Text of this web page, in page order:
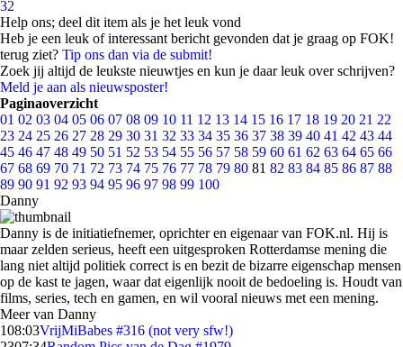
32
Help ons; deel dit item als je het leuk vond
Heb je een leuk of interessant bericht gevonden dat je graag op FOK!
terug ziet? Tip ons dan via de submit!
Zoek jij altijd de leukste nieuwtjes en kun je daar leuk over schrijven?
Meld je aan als nieuwsposter!
Paginaoverzicht
01 02 03 04 05 06 07 08 09 10 11 12 13 14 15 16 17 18 19 20 21 22
23 24 25 26 27 28 29 30 31 32 33 34 35 36 37 38 39 40 41 42 43 44
45 46 47 48 49 50 51 52 53 54 55 56 57 58 59 60 61 62 63 64 65 66
67 68 69 70 71 72 73 74 75 76 77 78 79 80 81 82 83 84 85 86 87 88
89 90 91 92 93 94 95 96 97 98 99 100
Danny
Danny is de initiatiefnemer, oprichter en eigenaar van FOK.nl. Hij is
maar zelden serieus, heeft een uitgesproken Rotterdamse mening die
lang niet altijd politiek correct is en bezit de bizarre eigenschap mensen
op de kast te jagen, waar dat eigenlijk nooit de bedoeling is. Houdt van
films, series, tech en gamen, en wil vooral nieuws met een mening.
Meer van Danny
108:03VrijMiBabes #316 (not very sfw!)